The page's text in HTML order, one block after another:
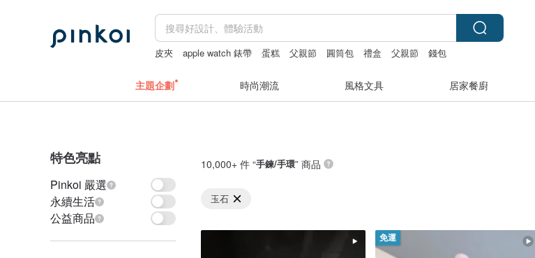
皮夾 apple watch 錶帶 蛋糕 父親節 圓筒包 禮盒 父親節 錢包
主題企劃 時尚潮流 風格文具 居家餐廚
特色亮點
Pinkoi 嚴選
永續生活
公益商品
10,000+ 件 “手鍊/手環” 商品
玉石
免運